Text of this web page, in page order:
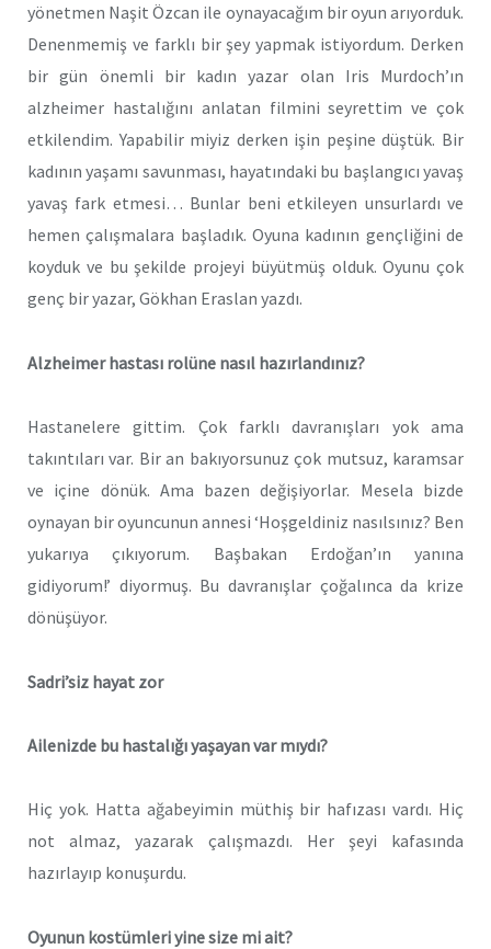
yönetmen Naşit Özcan ile oynayacağım bir oyun arıyorduk.
Denenmemiş ve farklı bir şey yapmak istiyordum. Derken
bir gün önemli bir kadın yazar olan Iris Murdoch’ın
alzheimer hastalığını anlatan filmini seyrettim ve çok
etkilendim. Yapabilir miyiz derken işin peşine düştük. Bir
kadının yaşamı savunması, hayatındaki bu başlangıcı yavaş
yavaş fark etmesi… Bunlar beni etkileyen unsurlardı ve
hemen çalışmalara başladık. Oyuna kadının gençliğini de
koyduk ve bu şekilde projeyi büyütmüş olduk. Oyunu çok
genç bir yazar, Gökhan Eraslan yazdı.
Alzheimer hastası rolüne nasıl hazırlandınız?
Hastanelere gittim. Çok farklı davranışları yok ama
takıntıları var. Bir an bakıyorsunuz çok mutsuz, karamsar
ve içine dönük. Ama bazen değişiyorlar. Mesela bizde
oynayan bir oyuncunun annesi ‘Hoşgeldiniz nasılsınız? Ben
yukarıya çıkıyorum. Başbakan Erdoğan’ın yanına
gidiyorum!’ diyormuş. Bu davranışlar çoğalınca da krize
dönüşüyor.
Sadri’siz hayat zor
Ailenizde bu hastalığı yaşayan var mıydı?
Hiç yok. Hatta ağabeyimin müthiş bir hafızası vardı. Hiç
not almaz, yazarak çalışmazdı. Her şeyi kafasında
hazırlayıp konuşurdu.
Oyunun kostümleri yine size mi ait?